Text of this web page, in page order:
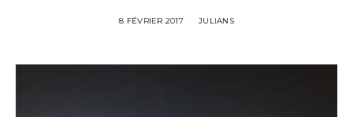
8 FÉVRIER 2017 JULIANS